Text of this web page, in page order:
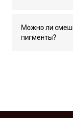
Можно ли
пигменты?